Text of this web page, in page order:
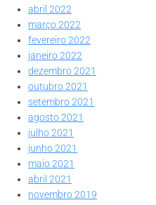
abril 2022
março 2022
fevereiro 2022
janeiro 2022
dezembro 2021
outubro 2021
setembro 2021
agosto 2021
julho 2021
junho 2021
maio 2021
abril 2021
novembro 2019